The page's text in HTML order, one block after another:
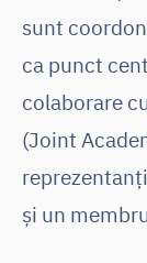
sunt
ca punct
colaborare
(Joint
și un